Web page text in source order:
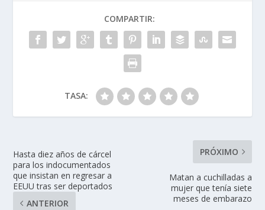
COMPARTIR:
TASA:
Hasta diez años de cárcel
para los indocumentados
que insistan en regresar a
EEUU tras ser deportados
ANTERIOR
PRÓXIMO
Matan a cuchilladas a
mujer que tenía siete
meses de embarazo